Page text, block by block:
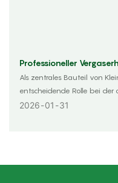
Professioneller
Ersatzteilen Für
Als zentrales Bauteil von
entscheidende Rolle bei
und Kraftstoff. Dies
Stabilität von Geräten wie
und anderen
2026 01 31